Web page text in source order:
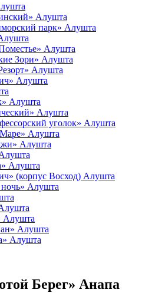
Алушта
парк» Алушта
Алушта
Зори» Алушта
Алушта
Алушта
Алушта
Алушта
уголок» Алушта
Алушта
Алушта
Алушта
(корпус Восход) Алушта
Алушта
Алушта
Алушта
Алушта
Берег» Анапа